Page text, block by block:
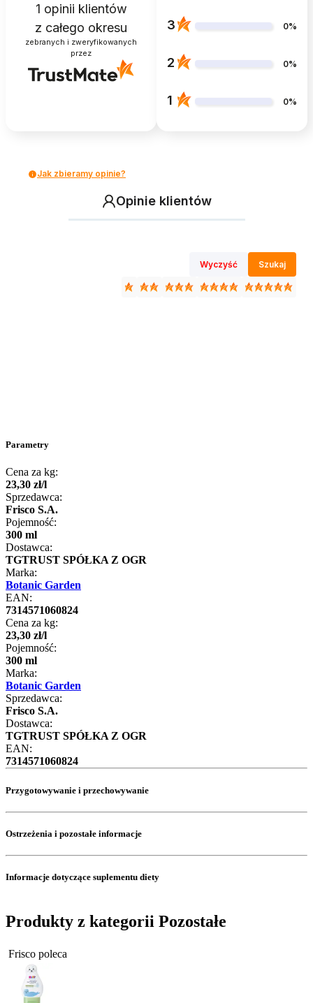
1 opinii klientów
z całego okresu
zebranych i zweryfikowanych
przez
3 0%
2 0%
1 0%
Jak zbieramy opinie?
Opinie klientów
Wyczyść Szukaj
Parametry
Cena za kg:
23,30 zł/l
Sprzedawca:
Frisco S.A.
Pojemność:
300 ml
Dostawca:
TGTRUST SPÓŁKA Z OGR
Marka:
Botanic Garden
EAN:
7314571060824
Cena za kg:
23,30 zł/l
Pojemność:
300 ml
Marka:
Botanic Garden
Sprzedawca:
Frisco S.A.
Dostawca:
TGTRUST SPÓŁKA Z OGR
EAN:
7314571060824
Przygotowywanie i przechowywanie
Ostrzeżenia i pozostałe informacje
Informacje dotyczące suplementu diety
Produkty z kategorii Pozostałe
Frisco poleca